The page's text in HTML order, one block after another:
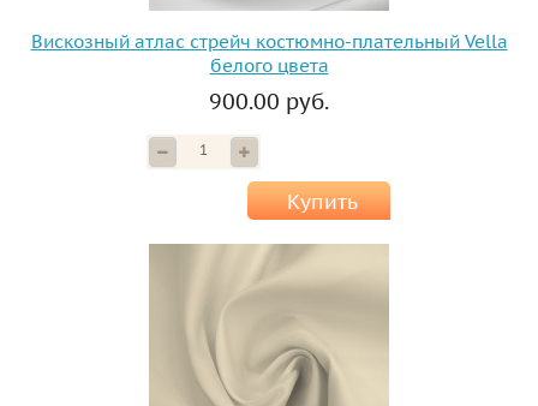
Вискозный атлас стрейч костюмно-плательный Vella
белого цвета
900.00 руб.
Купить